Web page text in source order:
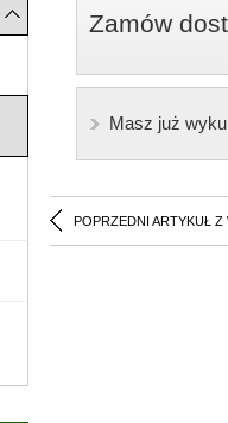
Zamów
Masz już
POPRZEDNI ARTYKUŁ Z